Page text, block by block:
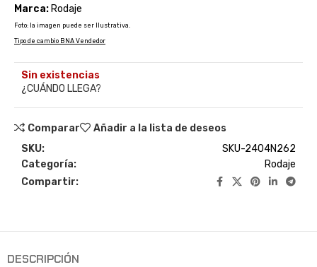
Marca: Rodaje
Foto: la imagen puede ser Ilustrativa.
Tipo de cambio BNA Vendedor
Sin existencias
¿CUÁNDO LLEGA?
Comparar
Añadir a la lista de deseos
SKU:
SKU-2404N262
Categoría:
Rodaje
Compartir:
DESCRIPCIÓN